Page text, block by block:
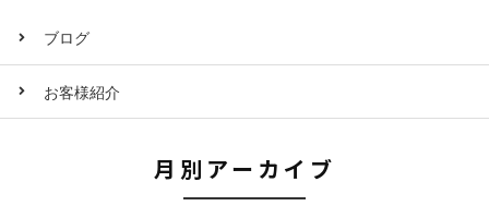
ブログ
お客様紹介
月別アーカイブ